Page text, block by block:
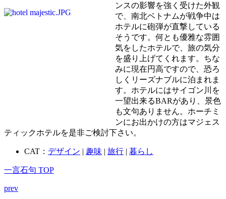
ンスの影響を強く受けた外観
で、南北ベトナムが戦争中は
ホテルに砲弾が直撃している
そうです。何とも優雅な雰囲
気をしたホテルで、旅の気分
を盛り上げてくれます。ちな
みに現在円高ですので、恐ろ
しくリーズナブルに泊まれま
す。ホテルにはサイゴン川を
一望出来るBARがあり、景色
も文句ありません。ホーチミ
ンにお出かけの方はマジェス
ティックホテルを是非ご検討下さい。
CAT： デザイン | 趣味 | 旅行 | 暮らし
一言石句 TOP
prev